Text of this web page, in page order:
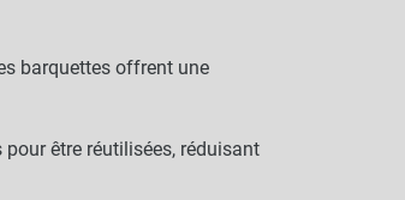
barquettes offrent une
être réutilisées, réduisant